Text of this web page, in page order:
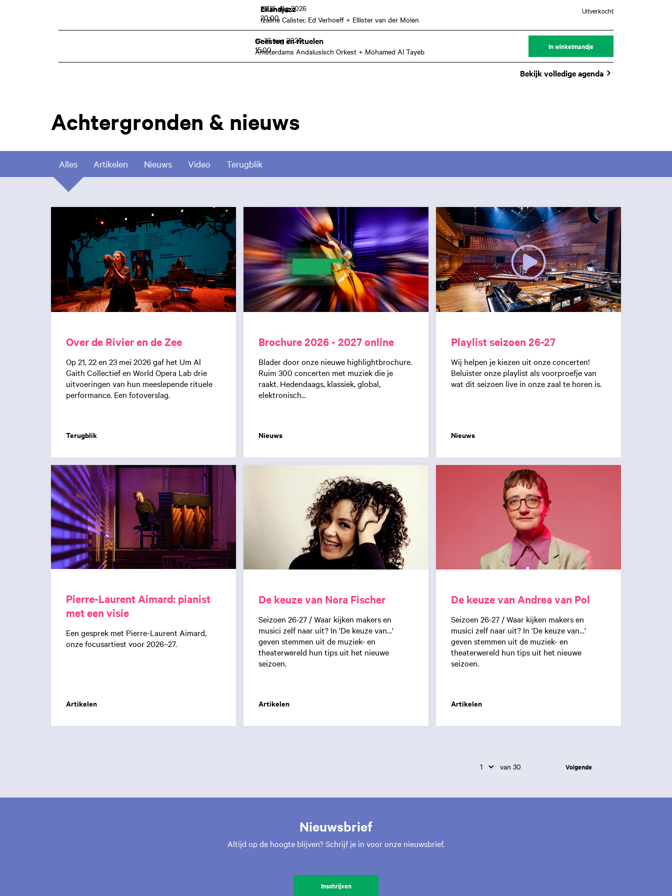
za 15 aug 2026
20:00
Eilandjazz
Izaline Calister, Ed Verhoeff + Ellister van der Molen
Uitverkocht
zo 16 aug 2026
15:00
Geesten en rituelen
Amsterdams Andalusisch Orkest + Mohamed Al Tayeb
In winkelmandje
Bekijk volledige agenda
Achtergronden & nieuws
Alles Artikelen Nieuws Video Terugblik
Over de Rivier en de Zee
Op 21, 22 en 23 mei 2026 gaf het Um Al
Gaith Collectief en World Opera Lab drie
uitvoeringen van hun meeslepende rituele
performance. Een fotoverslag.
Terugblik
Brochure 2026 - 2027 online
Blader door onze nieuwe highlightbrochure.
Ruim 300 concerten met muziek die je
raakt. Hedendaags, klassiek, global,
elektronisch...
Nieuws
Playlist seizoen 26-27
Wij helpen je kiezen uit onze concerten!
Beluister onze playlist als voorproefje van
wat dit seizoen live in onze zaal te horen is.
Nieuws
Pierre-Laurent Aimard: pianist
met een visie
Een gesprek met Pierre-Laurent Aimard,
onze focusartiest voor 2026–27.
Artikelen
De keuze van Nora Fischer
Seizoen 26-27 / Waar kijken makers en
musici zelf naar uit? In 'De keuze van…'
geven stemmen uit de muziek- en
theaterwereld hun tips uit het nieuwe
seizoen.
Artikelen
De keuze van Andrea van Pol
Seizoen 26-27 / Waar kijken makers en
musici zelf naar uit? In 'De keuze van…'
geven stemmen uit de muziek- en
theaterwereld hun tips uit het nieuwe
seizoen.
Artikelen
van 30 Volgende
Nieuwsbrief
Altijd op de hoogte blijven? Schrijf je in voor onze nieuwsbrief.
Inschrijven